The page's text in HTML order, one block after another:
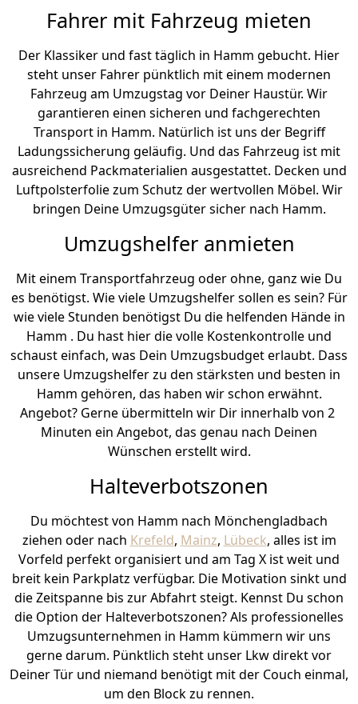
Fahrer mit Fahrzeug mieten
Der Klassiker und fast täglich in Hamm gebucht. Hier
steht unser Fahrer pünktlich mit einem modernen
Fahrzeug am Umzugstag vor Deiner Haustür. Wir
garantieren einen sicheren und fachgerechten
Transport in Hamm. Natürlich ist uns der Begriff
Ladungssicherung geläufig. Und das Fahrzeug ist mit
ausreichend Packmaterialien ausgestattet. Decken und
Luftpolsterfolie zum Schutz der wertvollen Möbel. Wir
bringen Deine Umzugsgüter sicher nach Hamm.
Umzugshelfer anmieten
Mit einem Transportfahrzeug oder ohne, ganz wie Du
es benötigst. Wie viele Umzugshelfer sollen es sein? Für
wie viele Stunden benötigst Du die helfenden Hände in
Hamm . Du hast hier die volle Kostenkontrolle und
schaust einfach, was Dein Umzugsbudget erlaubt. Dass
unsere Umzugshelfer zu den stärksten und besten in
Hamm gehören, das haben wir schon erwähnt.
Angebot? Gerne übermitteln wir Dir innerhalb von 2
Minuten ein Angebot, das genau nach Deinen
Wünschen erstellt wird.
Halteverbotszonen
Du möchtest von Hamm nach Mönchen­gladbach
ziehen oder nach Krefeld, Mainz, Lübeck, alles ist im
Vorfeld perfekt organisiert und am Tag X ist weit und
breit kein Parkplatz verfügbar. Die Motivation sinkt und
die Zeitspanne bis zur Abfahrt steigt. Kennst Du schon
die Option der Halteverbotszonen? Als professionelles
Umzugsunternehmen in Hamm kümmern wir uns
gerne darum. Pünktlich steht unser Lkw direkt vor
Deiner Tür und niemand benötigt mit der Couch einmal,
um den Block zu rennen.